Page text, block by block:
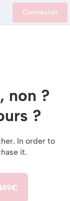
Connexion
non ?
?
In order to
it.
149€